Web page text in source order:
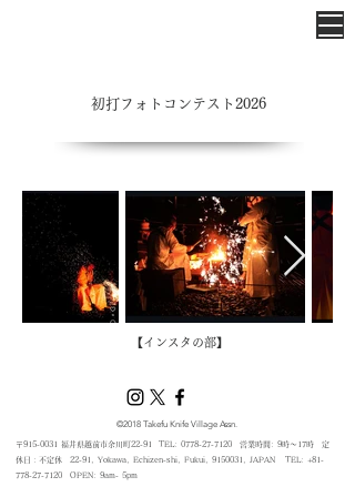
​初打フォトコンテスト2026
​【インスタの部】
©2018 Takefu Knife Village Assn.
​〒915-0031 福井県越前市余川町22-91 TEL: 0778-27-7120
営業時間: 9時～17時 定
休日：不定休 22-91, Yokawa, Echizen-shi, Fukui, 9150031 , JAPAN TEL: +81-
778-27-7120
​ OPEN: 9am- 5pm